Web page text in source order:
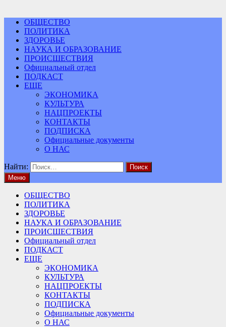
ОБЩЕСТВО
ПОЛИТИКА
ЗДОРОВЬЕ
НАУКА И ОБРАЗОВАНИЕ
ПРОИСШЕСТВИЯ
Официальный отдел
ПОДКАСТ
ЕЩЕ
ЭКОНОМИКА
КУЛЬТУРА
НАЦПРОЕКТЫ
КОНТАКТЫ
ПОДПИСКА
Официальные документы
О НАС
Найти:
Меню
ОБЩЕСТВО
ПОЛИТИКА
ЗДОРОВЬЕ
НАУКА И ОБРАЗОВАНИЕ
ПРОИСШЕСТВИЯ
Официальный отдел
ПОДКАСТ
ЕЩЕ
ЭКОНОМИКА
КУЛЬТУРА
НАЦПРОЕКТЫ
КОНТАКТЫ
ПОДПИСКА
Официальные документы
О НАС